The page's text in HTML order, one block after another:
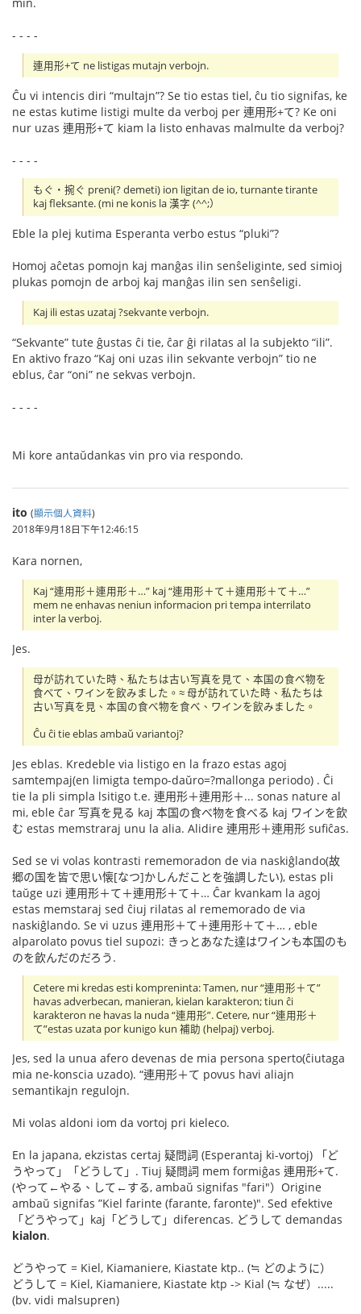
- - - -
連用形+て ne listigas mutajn verbojn.
Ĉu vi intencis diri “multajn”? Se tio estas tiel, ĉu tio signifas, ke
ne estas kutime listigi multe da verboj per 連用形+て? Ke oni
nur uzas 連用形+て kiam la listo enhavas malmulte da verboj?
- - - -
もぐ・捥ぐ preni(? demeti) ion ligitan de io, turnante tirante
kaj fleksante. (mi ne konis la 漢字 (^^;）
Eble la plej kutima Esperanta verbo estus “pluki”?
Homoj aĉetas pomojn kaj manĝas ilin senŝeliginte, sed simioj
plukas pomojn de arboj kaj manĝas ilin sen senŝeligi.
Kaj ili estas uzataj ?sekvante verbojn.
“Sekvante” tute ĝustas ĉi tie, ĉar ĝi rilatas al la subjekto “ili”.
En aktivo frazo “Kaj oni uzas ilin sekvante verbojn” tio ne
eblus, ĉar “oni” ne sekvas verbojn.
- - - -
Mi kore antaŭdankas vin pro via respondo.
ito (顯示個人資料)
2018年9月18日下午12:46:15
Kara nornen,
Kaj “連用形＋連用形＋…” kaj “連用形＋て＋連用形＋て＋…”
mem ne enhavas neniun informacion pri tempa interrilato
inter la verboj.
Jes.
母が訪れていた時、私たちは古い写真を見て、本国の食べ物を
食べて、ワインを飲みました。≈ 母が訪れていた時、私たちは
古い写真を見、本国の食べ物を食べ、ワインを飲みました。
Ĉu ĉi tie eblas ambaŭ variantoj?
Jes eblas. Kredeble via listigo en la frazo estas agoj
samtempaj(en limigta tempo-daŭro=?mallonga periodo) . Ĉi
tie la pli simpla lsitigo t.e. 連用形＋連用形＋... sonas nature al
mi, eble ĉar 写真を見る kaj 本国の食べ物を食べる kaj ワインを飲
む estas memstraraj unu la alia. Alidire 連用形＋連用形 sufiĉas.
Sed se vi volas kontrasti rememoradon de via naskiĝlando(故
郷の国を皆で思い懐[なつ]かしんだことを強調したい), estas pli
taŭge uzi 連用形＋て＋連用形＋て＋… Ĉar kvankam la agoj
estas memstaraj sed ĉiuj rilatas al rememorado de via
naskiĝlando. Se vi uzus 連用形＋て＋連用形＋て＋… , eble
alparolato povus tiel supozi: きっとあなた達はワインも本国のも
のを飲んだのだろう.
Cetere mi kredas esti kompreninta: Tamen, nur “連用形＋て”
havas adverbecan, manieran, kielan karakteron; tiun ĉi
karakteron ne havas la nuda “連用形”. Cetere, nur “連用形＋
て”estas uzata por kunigo kun 補助 (helpaj) verboj.
Jes, sed la unua afero devenas de mia persona sperto(ĉiutaga
mia ne-konscia uzado). “連用形＋て povus havi aliajn
semantikajn regulojn.
Mi volas aldoni iom da vortoj pri kieleco.
En la japana, ekzistas certaj 疑問詞 (Esperantaj ki-vortoj) 「ど
うやって」「どうして」. Tiuj 疑問詞 mem formiĝas 連用形+て.
(やって←やる、して←する, ambaŭ signifas "fari"）Origine
ambaŭ signifas ”Kiel farinte (farante, faronte)". Sed efektive
「どうやって」kaj「どうして」diferencas. どうして demandas
kialon.
どうやって = Kiel, Kiamaniere, Kiastate ktp.. (≒ どのように）
どうして = Kiel, Kiamaniere, Kiastate ktp -> Kial (≒ なぜ）.....
(bv. vidi malsupren)